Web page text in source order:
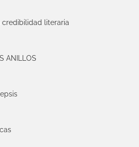
literaria
ANILLOS